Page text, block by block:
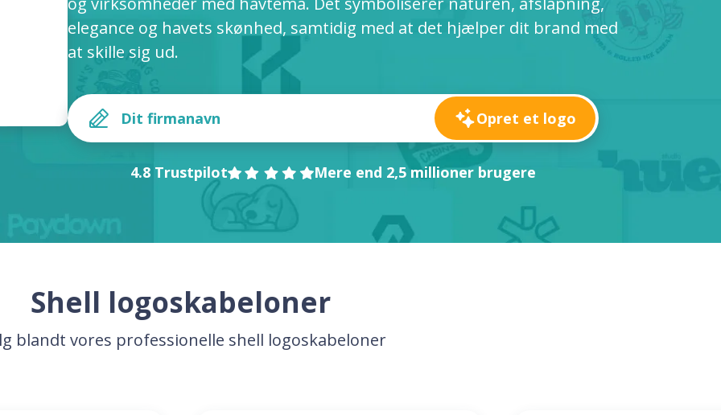
elegance og havets skønhed, samtidig med at det hjælper dit brand med
at skille sig ud.
Opret et logo
4.8 Trustpilot Mere end 2,5 millioner brugere
Shell logoskabeloner
blandt vores professionelle shell logoskabeloner